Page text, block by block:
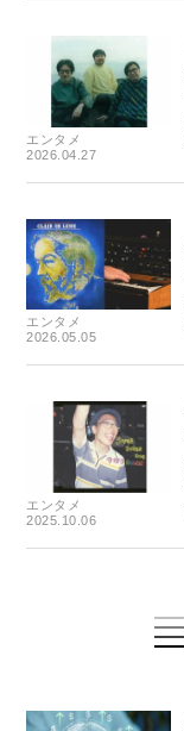
エンタメ
2026.04.27
エンタメ
2026.05.05
エンタメ
2025.10.06